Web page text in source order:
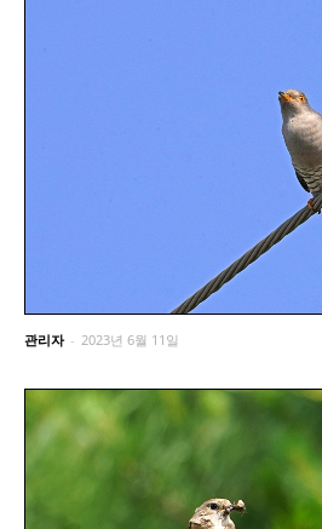
관리자 - 2023년 6월 11일